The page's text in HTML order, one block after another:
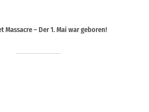
Massacre – Der 1. Mai war geboren!